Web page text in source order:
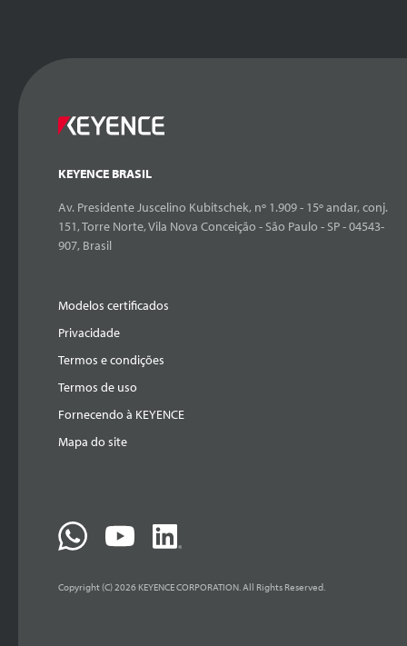
KEYENCE BRASIL
Av. Presidente Juscelino Kubitschek, nº 1.909 - 15º andar, conj.
151, Torre Norte, Vila Nova Conceição - São Paulo - SP - 04543-
907, Brasil
Modelos certificados
Privacidade
Termos e condições
Termos de uso
Fornecendo à KEYENCE
Mapa do site
Copyright (C) 2026 KEYENCE CORPORATION. All Rights Reserved.